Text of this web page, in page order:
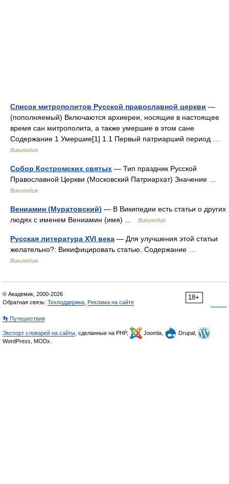
Список митрополитов Русской православной церкви —
(пополняемый) Включаются архиереи, носящие в настоящее
время сан митрополита, а также умершие в этом сане
Содержание 1 Умершие[1] 1.1 Первый патриарший период …
Википедия
Собор Костромских святых — Тип праздник Русской
Православной Церкви (Московский Патриархат) Значение …
Википедия
Вениамин (Муратовский) — В Википедии есть статьи о других
людях с именем Вениамин (имя) …
Википедия
Русская литература XVI века — Для улучшения этой статьи
желательно?: Викифицировать статью. Содержание …
Википедия
18+
© Академик, 2000-2026
Обратная связь: Техподдержка Реклама на сайте
👣 Путешествия
Экспорт словарей на сайты , сделанные на PHP, Joomla,
Drupal,
WordPress, MODx.